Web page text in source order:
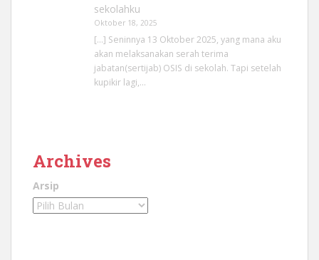
sekolahku
Oktober 18, 2025
[…] Seninnya 13 Oktober 2025, yang mana aku
akan melaksanakan serah terima
jabatan(sertijab) OSIS di sekolah. Tapi setelah
kupikir lagi,…
Archives
Arsip